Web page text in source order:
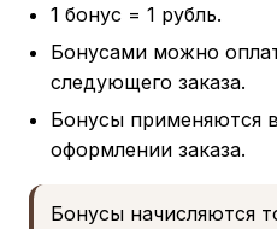
1 бонус = 1 рубль.
Бонусами можно
следующего заказа.
Бонусы применяются
оформлении заказа.
Бонусы начисляются